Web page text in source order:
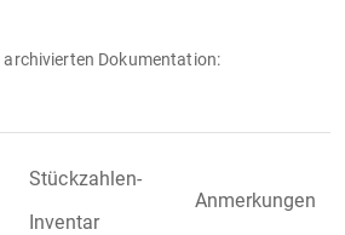
archivierten Dokumentation:
Stückzahlen-
Inventar
Anmerkungen